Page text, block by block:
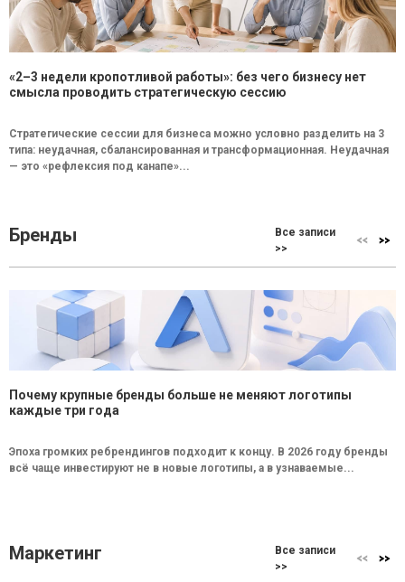
«2–3 недели кропотливой работы»: без чего бизнесу нет
смысла проводить стратегическую сессию
Стратегические сессии для бизнеса можно условно разделить на 3
типа: неудачная, сбалансированная и трансформационная. Неудачная
— это «рефлексия под канапе»...
Бренды
Все записи
>>
Почему крупные бренды больше не меняют логотипы
каждые три года
Эпоха громких ребрендингов подходит к концу. В 2026 году бренды
всё чаще инвестируют не в новые логотипы, а в узнаваемые...
Маркетинг
Все записи
>>